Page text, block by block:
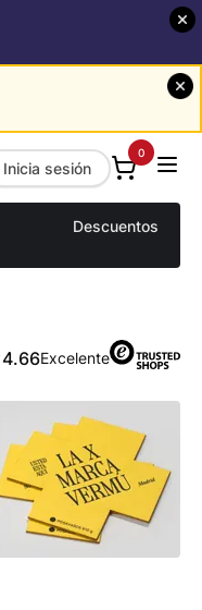
Inicia sesión
0
Descuentos
4.66Excelente